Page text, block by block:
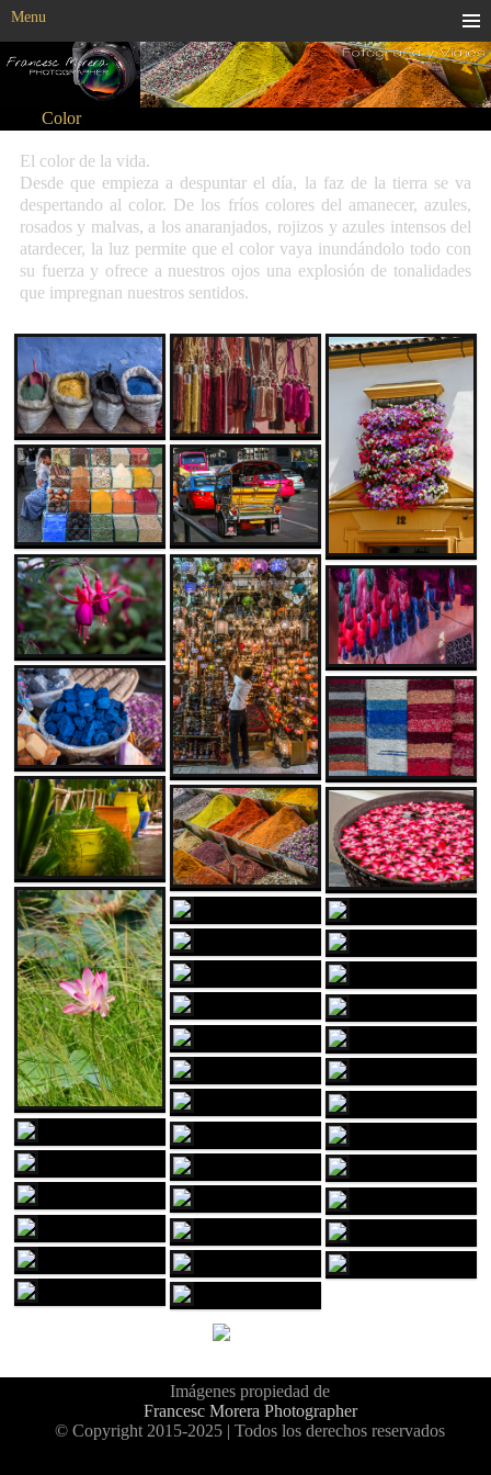
Color
Menu
El color de la vida.
Desde que empieza a despuntar el día, la faz de la tierra se va
despertando al color. De los fríos colores del amanecer, azules,
rosados y malvas, a los anaranjados, rojizos y azules intensos del
atardecer, la luz permite que el color vaya inundándolo todo con
su fuerza y ofrece a nuestros ojos una explosión de tonalidades
que impregnan nuestros sentidos.
Imágenes propiedad de
Francesc Morera Photographer
© Copyright 2015-2025 | Todos los derechos reservados